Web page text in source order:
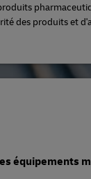
des produits et
équipements